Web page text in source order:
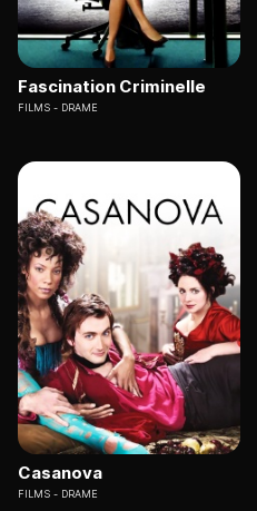
Fascination Criminelle
FILMS DRAME
Casanova
FILMS DRAME